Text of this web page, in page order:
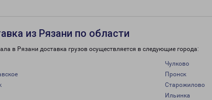
из Рязани по области
в Рязани доставка грузов осуществляется в следующие города:
Чулково
Пронск
Старожилово
Ильинка